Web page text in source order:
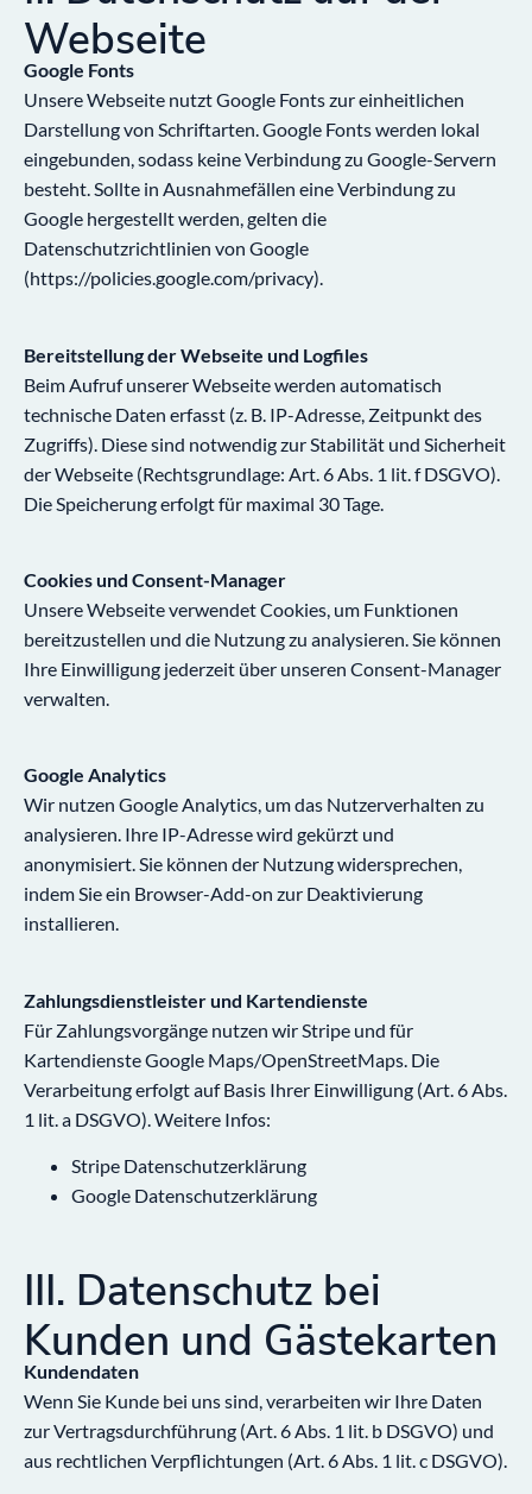
Webseite
Google Fonts
Unsere Webseite nutzt Google Fonts zur einheitlichen
Darstellung von Schriftarten. Google Fonts werden lokal
eingebunden, sodass keine Verbindung zu Google-Servern
besteht. Sollte in Ausnahmefällen eine Verbindung zu
Google hergestellt werden, gelten die
Datenschutzrichtlinien von Google
(https://policies.google.com/privacy).
Bereitstellung der Webseite und Logfiles
Beim Aufruf unserer Webseite werden automatisch
technische Daten erfasst (z. B. IP-Adresse, Zeitpunkt des
Zugriffs). Diese sind notwendig zur Stabilität und Sicherheit
der Webseite (Rechtsgrundlage: Art. 6 Abs. 1 lit. f DSGVO).
Die Speicherung erfolgt für maximal 30 Tage.
Cookies und Consent-Manager
Unsere Webseite verwendet Cookies, um Funktionen
bereitzustellen und die Nutzung zu analysieren. Sie können
Ihre Einwilligung jederzeit über unseren Consent-Manager
verwalten.
Google Analytics
Wir nutzen Google Analytics, um das Nutzerverhalten zu
analysieren. Ihre IP-Adresse wird gekürzt und
anonymisiert. Sie können der Nutzung widersprechen,
indem Sie ein Browser-Add-on zur Deaktivierung
installieren.
Zahlungsdienstleister und Kartendienste
Für Zahlungsvorgänge nutzen wir Stripe und für
Kartendienste Google Maps/OpenStreetMaps. Die
Verarbeitung erfolgt auf Basis Ihrer Einwilligung (Art. 6 Abs.
1 lit. a DSGVO). Weitere Infos:
Stripe Datenschutzerklärung
Google Datenschutzerklärung
III. Datenschutz bei
Kunden und Gästekarten
Kundendaten
Wenn Sie Kunde bei uns sind, verarbeiten wir Ihre Daten
zur Vertragsdurchführung (Art. 6 Abs. 1 lit. b DSGVO) und
aus rechtlichen Verpflichtungen (Art. 6 Abs. 1 lit. c DSGVO).